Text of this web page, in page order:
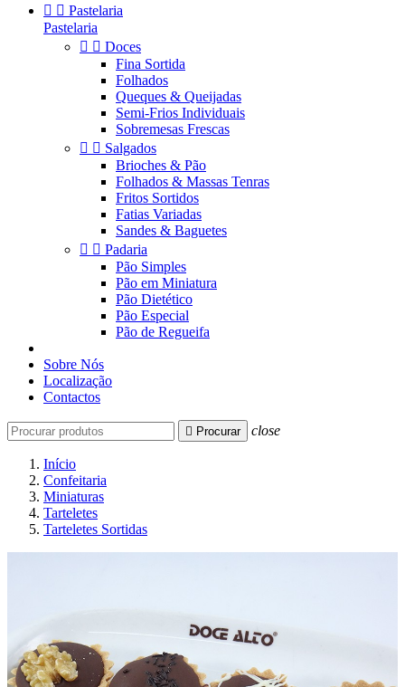
  Pastelaria
Pastelaria
  Doces
Fina Sortida
Folhados
Queques & Queijadas
Semi-Frios Individuais
Sobremesas Frescas
  Salgados
Brioches & Pão
Folhados & Massas Tenras
Fritos Sortidos
Fatias Variadas
Sandes & Baguetes
  Padaria
Pão Simples
Pão em Miniatura
Pão Dietético
Pão Especial
Pão de Regueifa
Sobre Nós
Localização
Contactos
 Procurar close
Início
Confeitaria
Miniaturas
Tarteletes
Tarteletes Sortidas